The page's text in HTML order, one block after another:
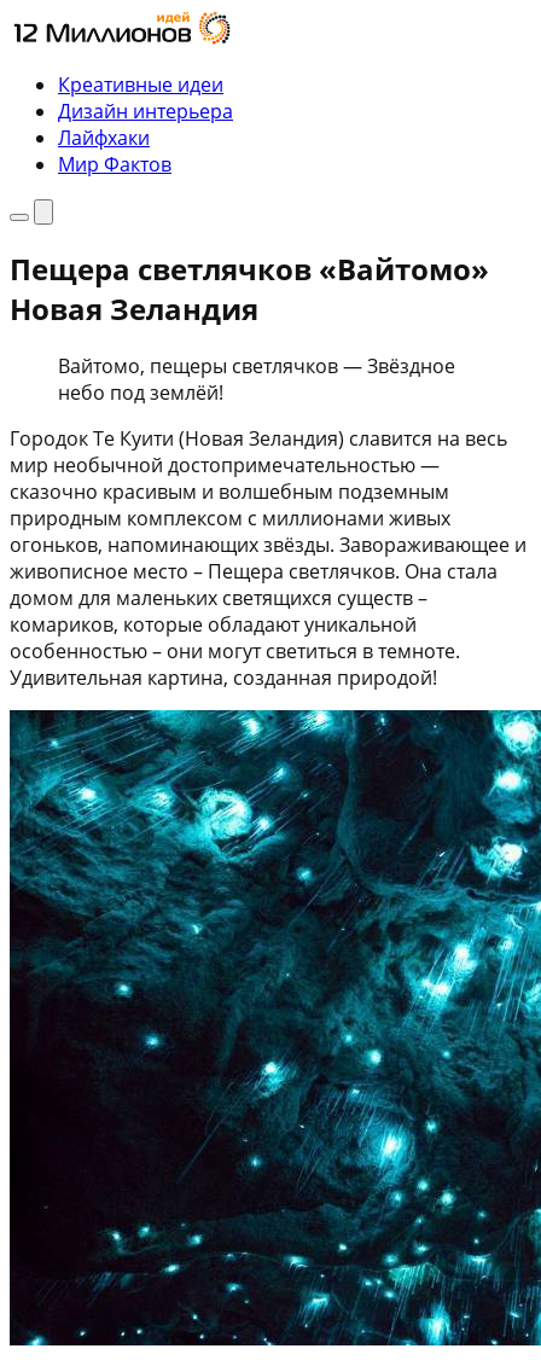
Перейти
к
содержимому
Креативные идеи
Дизайн интерьера
Лайфхаки
Мир Фактов
МенюПоиск
Пещера светлячков «Вайтомо»
Новая Зеландия
Вайтомо, пещеры светлячков — Звёздное
небо под землёй!
Городок Те Куити (Новая Зеландия) славится на весь
мир необычной достопримечательностью —
сказочно красивым и волшебным подземным
природным комплексом с миллионами живых
огоньков, напоминающих звёзды. Завораживающее и
живописное место – Пещера светлячков. Она стала
домом для маленьких светящихся существ –
комариков, которые обладают уникальной
особенностью – они могут светиться в темноте.
Удивительная картина, созданная природой!